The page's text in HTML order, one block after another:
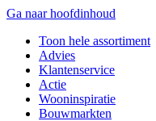
Ga naar hoofdinhoud
Toon hele assortiment
Advies
Klantenservice
Actie
Wooninspiratie
Bouwmarkten